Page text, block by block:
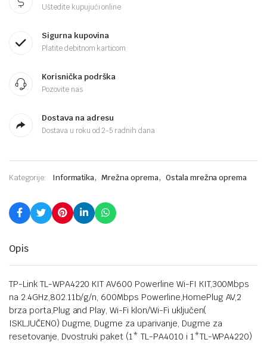
Uštedite kupujući online
Sigurna kupovina
Platite debitnom karticom
Korisnička podrška
Pozovite nas
Dostava na adresu
Dostava u roku od 2-5 radnih dana
Kategorije: Informatika, Mrežna oprema, Ostala mrežna oprema
Opis
TP-Link TL-WPA4220 KIT AV600 Powerline Wi-FI KIT,300Mbps
na 2.4GHz,802.11b/g/n, 600Mbps Powerline,HomePlug AV,2
brza porta,Plug and Play, Wi-Fi klon/Wi-Fi uključen(
ISKLJUČENO) Dugme, Dugme za uparivanje, Dugme za
resetovanje, Dvostruki paket (1* TL-PA4010 i 1*TL-WPA4220)